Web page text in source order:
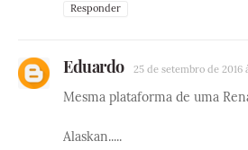
Responder
Eduardo 25 de setembro de 2016
Mesma plataforma de uma
Alaskan.....